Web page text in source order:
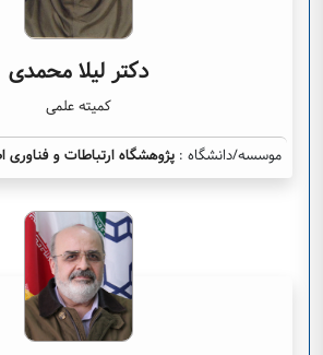
دکتر لیلا محمدی
کمیته علمی
موسسه/دانشگاه : پژوهشگاه ارتباطات و فناوری